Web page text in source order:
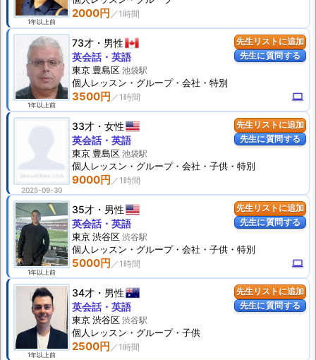
1年以上前
2000円
先生リストに追加
先生に質問する
1年以上前
73才 男性
3500円 computer
英会話・英語
東京 豊島区 池袋駅
個人 レッスン ・グループ・会社・特別
先生リストに追加
先生に質問する
2025-09-30
33才 女性
9000円
英会話・英語
東京 豊島区 池袋駅
個人 レッスン ・グループ・会社・子供・特別
先生リストに追加
先生に質問する
1年以上前
35才 男性
5000円 computer
英会話・英語
東京 渋谷区 渋谷駅
個人 レッスン ・グループ・会社・子供・特別
先生リストに追加
先生に質問する
1年以上前
34才 男性
2500円
英会話・英語
東京 渋谷区 渋谷駅
個人 レッスン ・グループ・子供